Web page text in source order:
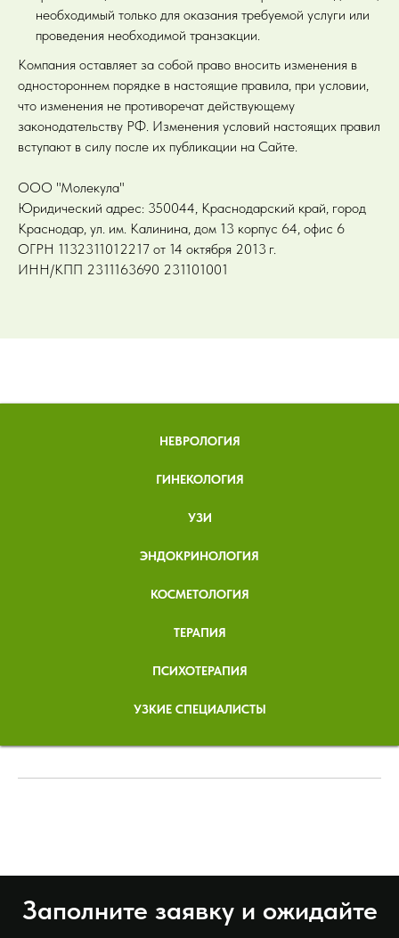
необходимый только для оказания требуемой услуги или
проведения необходимой транзакции.
Компания оставляет за собой право вносить изменения в
одностороннем порядке в настоящие правила, при условии,
что изменения не противоречат действующему
законодательству РФ. Изменения условий настоящих правил
вступают в силу после их публикации на Сайте.
ООО "Молекула"
Юридический адрес: 350044, Краснодарский край, город
Краснодар, ул. им. Калинина, дом 13 корпус 64, офис 6
ОГРН 1132311012217 от 14 октября 2013 г.
ИНН/КПП 2311163690 231101001
НЕВРОЛОГИЯ
ГИНЕКОЛОГИЯ
УЗИ
ЭНДОКРИНОЛОГИЯ
КОСМЕТОЛОГИЯ
ТЕРАПИЯ
ПСИХОТЕРАПИЯ
УЗКИЕ СПЕЦИАЛИСТЫ
Заполните заявку и ожидайте